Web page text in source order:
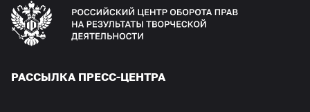
РАССЫЛКА ПРЕСС-ЦЕНТРА